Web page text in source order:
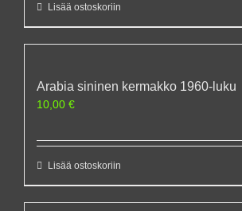
Lisää ostoskoriin
Arabia sininen kermakko 1960-luku
10,00 €
Lisää ostoskoriin